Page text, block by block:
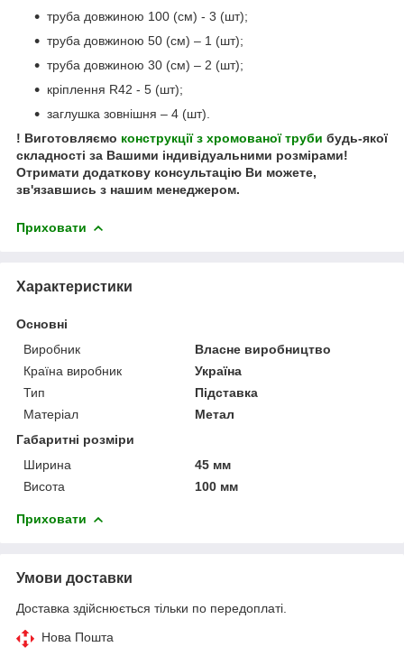
труба довжиною 100 (см) - 3 (шт);
труба довжиною 50 (см) – 1 (шт);
труба довжиною 30 (см) – 2 (шт);
кріплення R42 - 5 (шт);
заглушка зовнішня – 4 (шт).
! Виготовляємо конструкції з хромованої труби будь-якої
складності за Вашими індивідуальними розмірами!
Отримати додаткову консультацію Ви можете,
зв'язавшись з нашим менеджером.
Приховати
Характеристики
Основні
Виробник
Власне виробництво
Країна виробник
Україна
Тип
Підставка
Матеріал
Метал
Габаритні розміри
Ширина
45 мм
Висота
100 мм
Приховати
Умови доставки
Доставка здійснюється тільки по передоплаті.
Нова Пошта